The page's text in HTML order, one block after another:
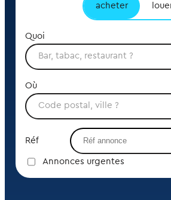
acheter
Quoi
Où
Réf
Annonces urgentes